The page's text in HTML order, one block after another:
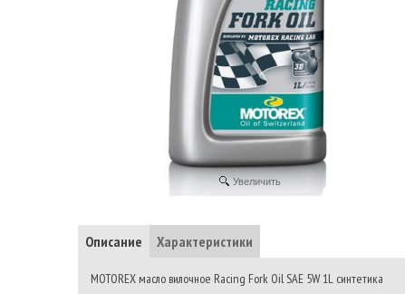
Увеличить
Описание Характеристики
MOTOREX масло вилочное Racing Fork Oil SAE 5W 1L синтетика